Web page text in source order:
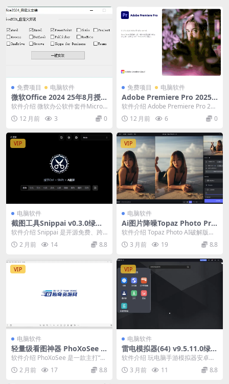
免费项目 电脑软件
微软Office 2024 25年8月授
权版
软件介绍 微软办公软件套件Micros
oft Office LTSC 2024 ...
12 月前 3 0
免费项目 电脑软件
Adobe Premiere Pro 2025 v
25.4.0
软件介绍 Adobe Premiere Pro 202
5破解版(PR2025)是...
12 月前 6 0
VIP
电脑软件
截图工具Snippai v0.3.0绿色
版
软件介绍 Snippai 是开源免费、跨
平台 AI 截图工具（Electron ...
2 月前 14 8.8
VIP
电脑软件
Ai图片降噪Topaz Photo Pro
v1.5.1中文高级版
软件介绍 Topaz Photo AI破解版是
一款专业的人工智能图片降噪软件,
得...3 月前 19 8.8
VIP
电脑软件
轻量级看图神器 PhoXoSee v
1.12绿色版
软件介绍 PhoXoSee 是一款主打“极
简高效”的轻量看图软件，专注于图
片浏览...
2 月前 17 8.8
VIP
电脑软件
雷电模拟器(64) v9.5.11.0绿色
纯净版
软件介绍 玩电脑手游模拟器安卓版
首选雷电模拟器9.0最新版采用Andr
oid 9...
3 月前 11 8.8